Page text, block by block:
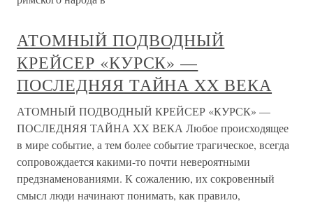
АТОМНЫЙ ПОДВОДНЫЙ
КРЕЙСЕР «КУРСК» —
ПОСЛЕДНЯЯ ТАЙНА XX ВЕКА
АТОМНЫЙ ПОДВОДНЫЙ КРЕЙСЕР «КУРСК» —
ПОСЛЕДНЯЯ ТАЙНА XX ВЕКА Любое происходящее
в мире событие, а тем более событие трагическое, всегда
сопровождается какими-то почти невероятными
предзнаменованиями. К сожалению, их сокровенный
смысл люди начинают понимать, как правило,